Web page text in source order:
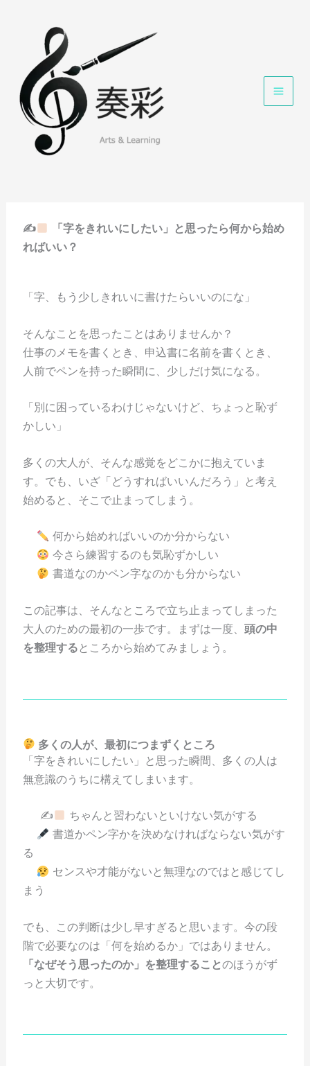
✍
「字をきれいにしたい」と思ったら何から始め
ればいい？
「字、もう少しきれいに書けたらいいのにな」
そんなことを思ったことはありませんか？
仕事のメモを書くとき、申込書に名前を書くとき、
人前でペンを持った瞬間に、少しだけ気になる。
「別に困っているわけじゃないけど、ちょっと恥ず
かしい」
多くの大人が、そんな感覚をどこかに抱えていま
す。でも、いざ「どうすればいいんだろう」と考え
始めると、そこで止まってしまう。
何から始めればいいのか分からない
今さら練習するのも気恥ずかしい
書道なのかペン字なのかも分からない
この記事は、そんなところで立ち止まってしまった
大人のための最初の一歩です。まずは一度、 頭の中
を整理する ところから始めてみましょう。
多くの人が、最初につまずくところ
「字をきれいにしたい」と思った瞬間、多くの人は
無意識のうちに構えてしまいます。
✍
ちゃんと習わないといけない気がする
書道かペン字かを決めなければならない気がす
る
センスや才能がないと無理なのではと感じてし
まう
でも、この判断は少し早すぎると思います。今の段
階で必要なのは「何を始めるか」ではありません。
「なぜそう思ったのか」を整理することのほうがず
っと大切です。